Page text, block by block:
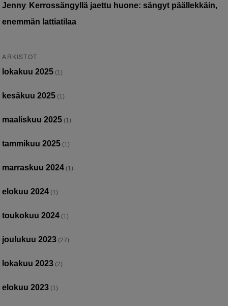
Jenny: Kerrossängyllä jaettu huone: sängyt päällekkäin,
enemmän lattiatilaa
ARKISTOT
lokakuu 2025 (1)
kesäkuu 2025 (1)
maaliskuu 2025 (1)
tammikuu 2025 (1)
marraskuu 2024 (1)
elokuu 2024 (1)
toukokuu 2024 (1)
joulukuu 2023 (27)
lokakuu 2023 (2)
elokuu 2023 (1)